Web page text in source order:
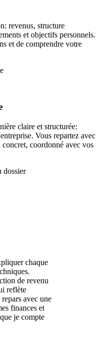
revenus, structure
et objectifs personnels.
et de comprendre votre
claire et structurée:
Vous repartez avec
coordonné avec vos
dossier
chaque
de revenu
reflète
avec une
finances et
je compte